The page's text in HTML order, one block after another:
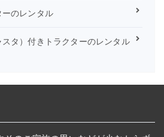
のレンタル
タ）付きトラクターのレンタル